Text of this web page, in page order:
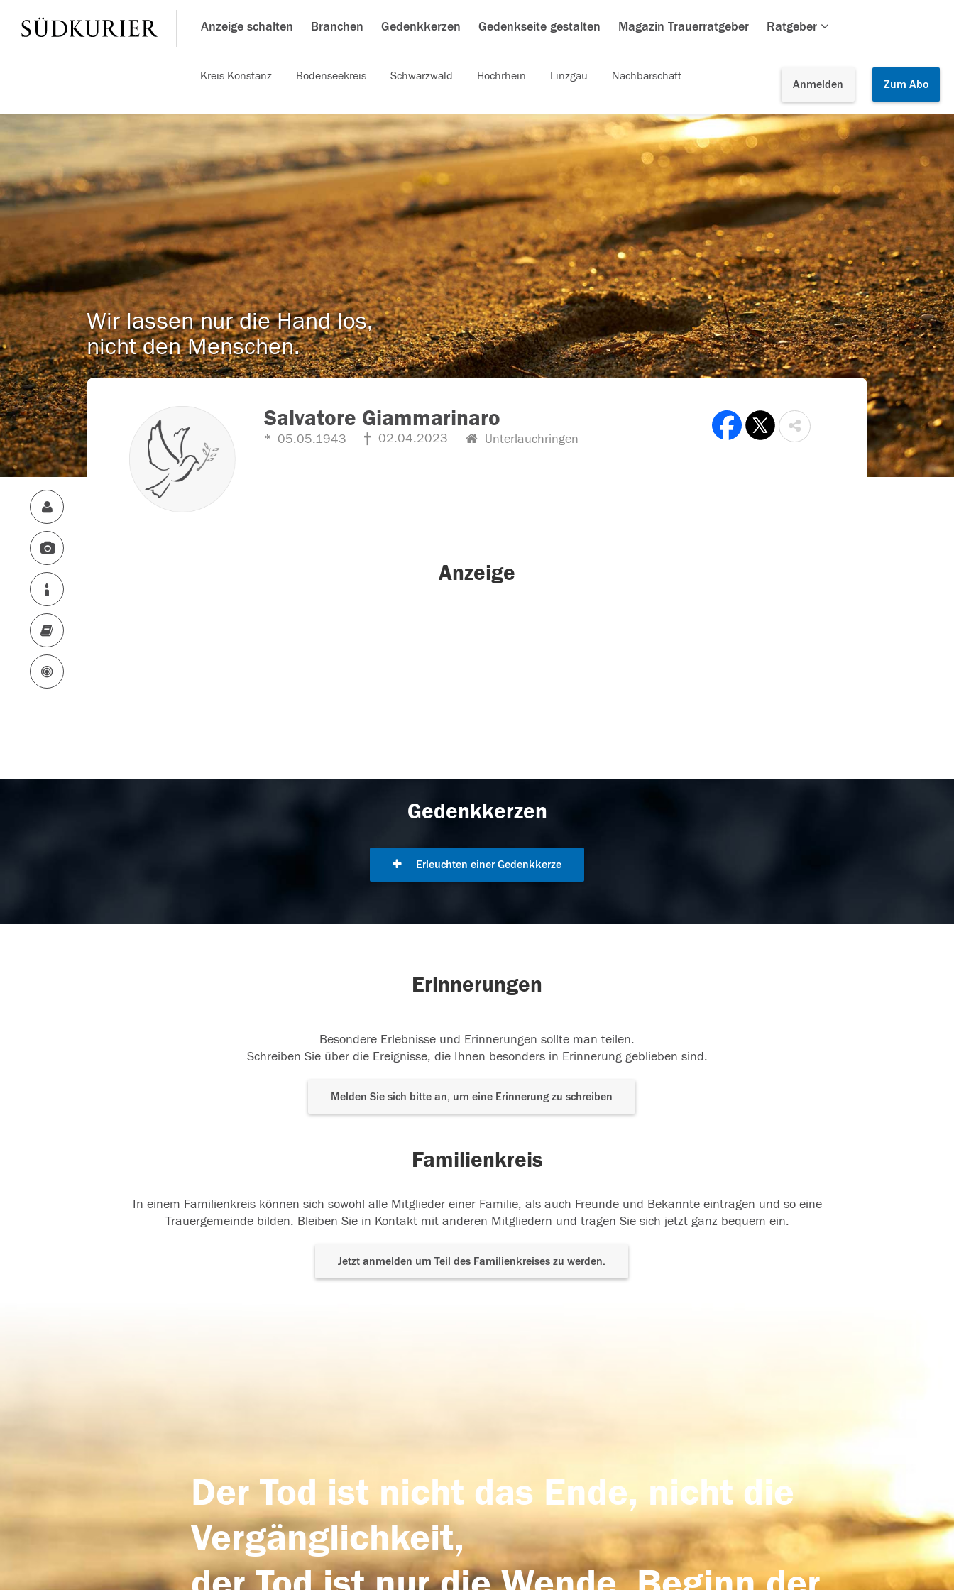
Anzeige schalten Branchen Gedenkkerzen Gedenkseite gestalten Magazin Trauerratgeber Ratgeber
Anmelden Zum Abo
Kreis Konstanz Bodenseekreis Schwarzwald Hochrhein Linzgau Nachbarschaft
Wir lassen nur die Hand los,
nicht den Menschen.
Salvatore Giammarinaro
05.05.1943 02.04.2023 Unterlauchringen
Anzeige
Gedenkkerzen
Erleuchten einer Gedenkkerze
Erinnerungen
Besondere Erlebnisse und Erinnerungen sollte man teilen.
Schreiben Sie über die Ereignisse, die Ihnen besonders in Erinnerung geblieben sind.
Melden Sie sich bitte an, um eine Erinnerung zu schreiben
Familienkreis
In einem Familienkreis können sich sowohl alle Mitglieder einer Familie, als auch Freunde und Bekannte eintragen und so eine
Trauergemeinde bilden. Bleiben Sie in Kontakt mit anderen Mitgliedern und tragen Sie sich jetzt ganz bequem ein.
Jetzt anmelden um Teil des Familienkreises zu werden.
Der Tod ist nicht das Ende, nicht die
Vergänglichkeit,